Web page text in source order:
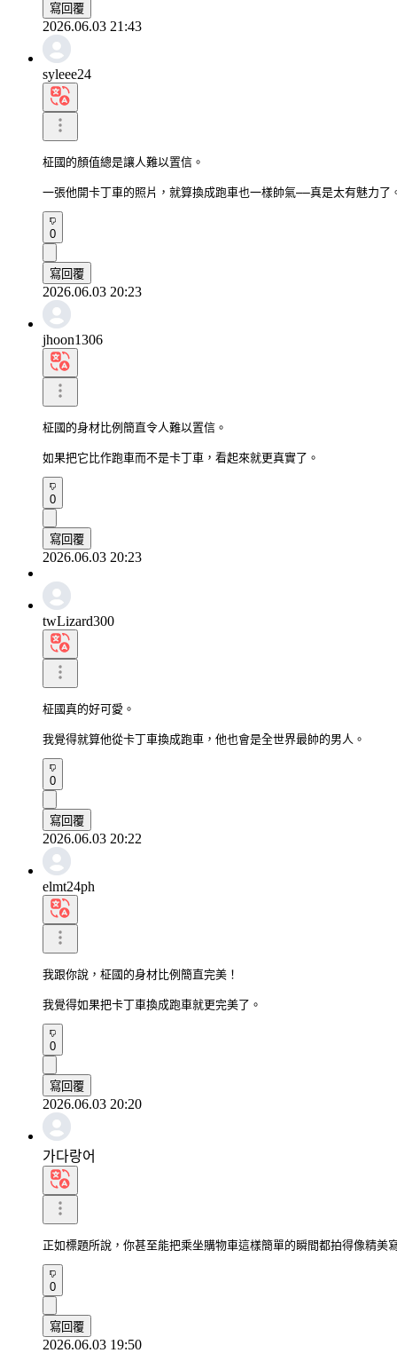
寫回覆
2026.06.03 21:43
syleee24
柾國的顏值總是讓人難以置信。
一張他開卡丁車的照片，就算換成跑車也一樣帥氣——真是太有魅力了
0
寫回覆
2026.06.03 20:23
jhoon1306
柾國的身材比例簡直令人難以置信。
如果把它比作跑車而不是卡丁車，看起來就更真實了。
0
寫回覆
2026.06.03 20:23
twLizard300
柾國真的好可愛。
我覺得就算他從卡丁車換成跑車，他也會是全世界最帥的男人。
0
寫回覆
2026.06.03 20:22
elmt24ph
我跟你說，柾國的身材比例簡直完美！
我覺得如果把卡丁車換成跑車就更完美了。
0
寫回覆
2026.06.03 20:20
가다랑어
正如標題所說，你甚至能把乘坐購物車這樣簡單的瞬間都拍得像精
0
寫回覆
2026.06.03 19:50